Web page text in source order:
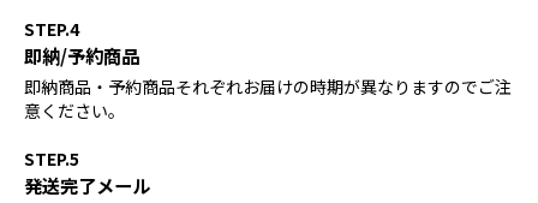
STEP.4
即納/予約商品
即納商品・予約商品それぞれお届けの時期が異なりますのでご注
意ください。
STEP.5
発送完了メール